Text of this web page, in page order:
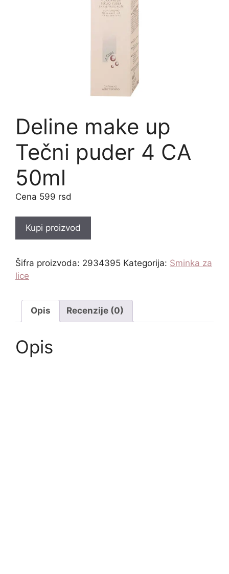
Deline make up
Tečni puder 4 CA
50ml
599 rsd
Kupi proizvod
Šifra proizvoda: 2934395 Kategorija: Sminka za
lice
Opis Recenzije (0)
Opis